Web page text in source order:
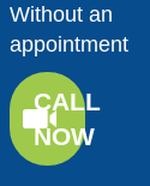
mammario
Dott.
Domenico
Tomei
Without an
appointment
CALL
NOW